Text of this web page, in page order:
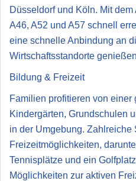
Düsseldorf und Köln. Mit
A46, A52 und A57 schnell
eine schnelle Anbindung an
Wirtschaftsstandorte
Bildung & Freizeit
Familien profitieren von einer
Kindergärten, Grundschulen
in der Umgebung. Zahlreiche
Freizeitmöglichkeiten,
Tennisplätze und ein
Möglichkeiten zur aktiven